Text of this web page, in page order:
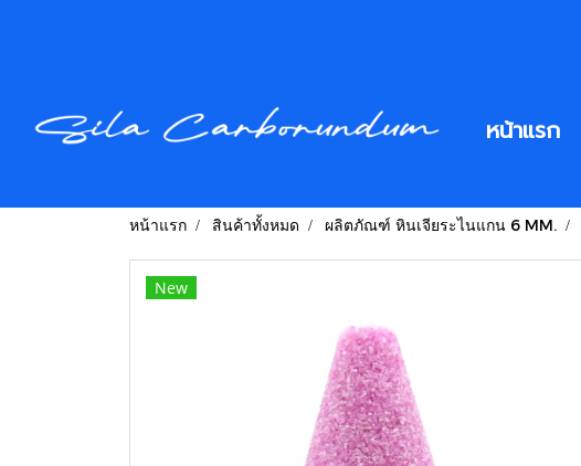
หน้าแรก
หน้าแรก สินค้าทั้งหมด ผลิตภัณฑ์ หินเจียระไนแกน 6 MM.
New